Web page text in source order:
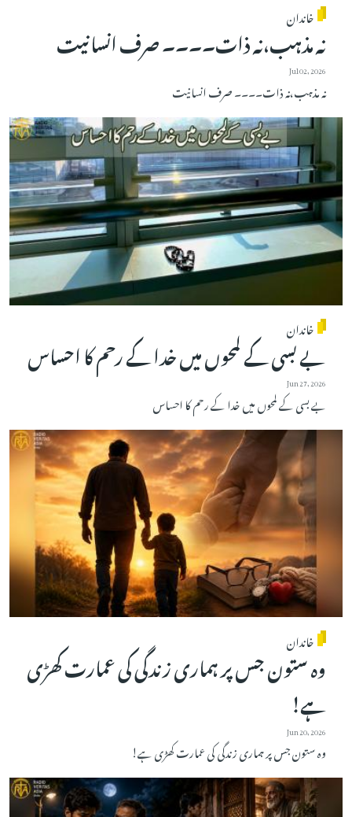
خاندان
نہ مذہب،نہ ذات۔۔۔۔ صرف انسانیت
Jul 02, 2026
نہ مذہب،نہ ذات۔۔۔۔ صرف انسانیت
خاندان
بے بسی کے لمحوں میں خدا کے رحم کا احساس
Jun 27, 2026
بے بسی کے لمحوں میں خدا کے رحم کا احساس
خاندان
وہ ستون جس پر ہماری زندگی کی عمارت کھڑی
ہے!
Jun 20, 2026
وہ ستون جس پر ہماری زندگی کی عمارت کھڑی ہے!